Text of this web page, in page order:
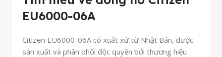
EU6000-06A
Citizen EU6000-06A có xuất xứ từ Nhật Bản, được
sản xuất và phân phối độc quyền bởi thương hiệu